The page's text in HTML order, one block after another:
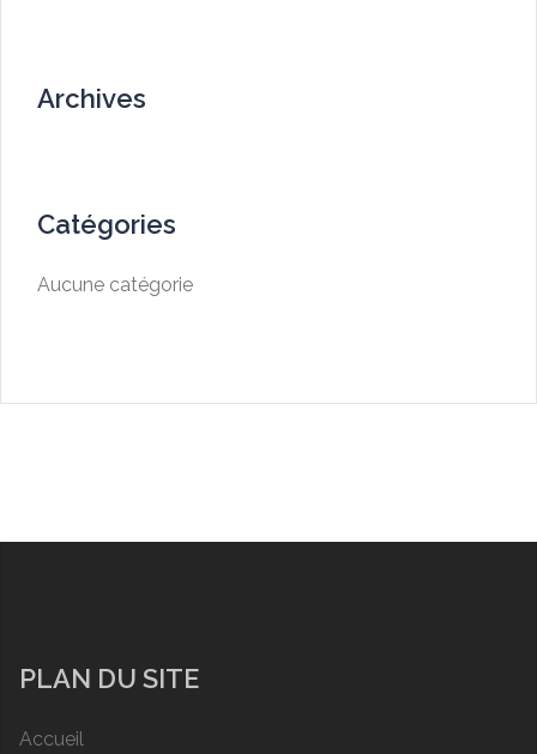
Archives
Catégories
Aucune catégorie
PLAN DU SITE
Accueil